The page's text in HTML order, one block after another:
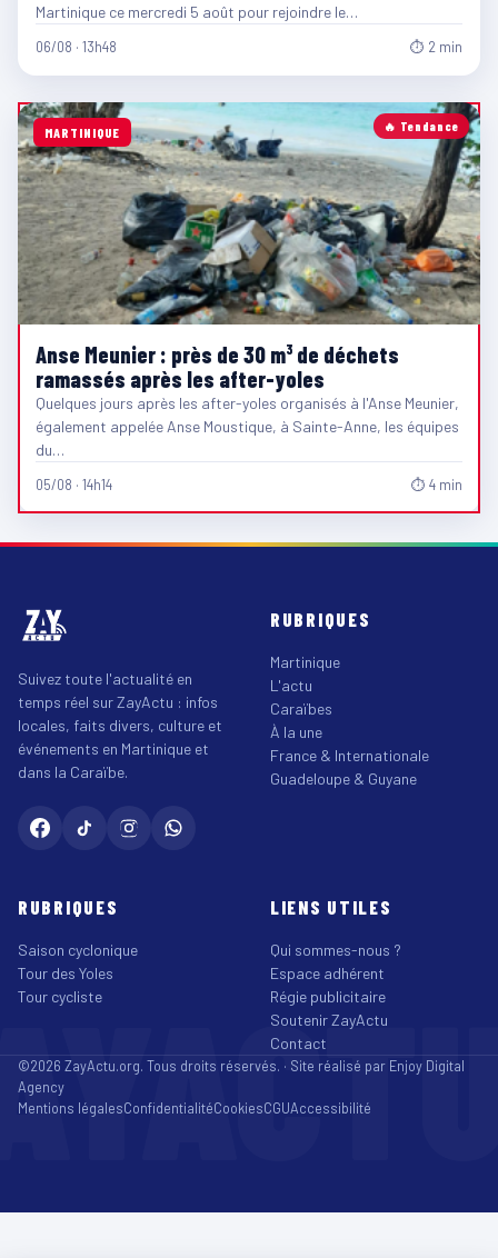
Martinique ce mercredi 5 août pour rejoindre le…
06/08 · 13h48 ⏱ 2 min
🔥 Tendance
MARTINIQUE
Anse Meunier : près de 30 m³ de déchets
ramassés après les after-yoles
Quelques jours après les after-yoles organisés à l'Anse Meunier,
également appelée Anse Moustique, à Sainte-Anne, les équipes
du…
05/08 · 14h14 ⏱ 4 min
Suivez toute l'actualité en
temps réel sur ZayActu : infos
locales, faits divers, culture et
événements en Martinique et
dans la Caraïbe.
RUBRIQUES
Martinique
L'actu
Caraïbes
À la une
France & Internationale
Guadeloupe & Guyane
RUBRIQUES
Saison cyclonique
Tour des Yoles
Tour cycliste
LIENS UTILES
Qui sommes-nous ?
Espace adhérent
Régie publicitaire
Soutenir ZayActu
Contact
©2026 ZayActu.org. Tous droits réservés. · Site réalisé par Enjoy Digital
Agency
Mentions légalesConfidentialitéCookiesCGUAccessibilité